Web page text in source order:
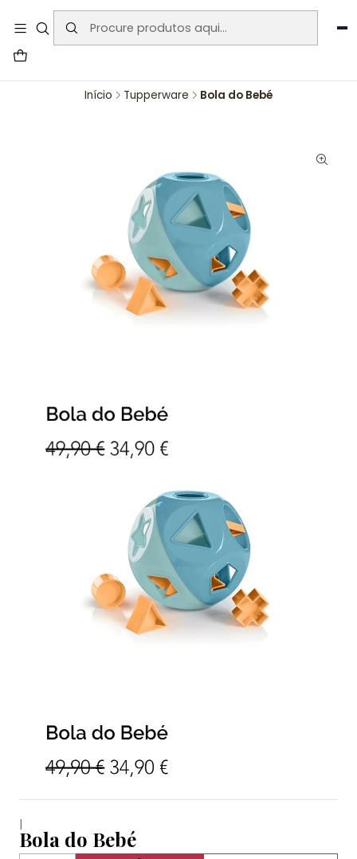
User-agent: * Allow: / Sitemap:
https://www.auraemporium.pt/sitemap.xml
Início Tupperware Bola do Bebé
|
Bola do Bebé